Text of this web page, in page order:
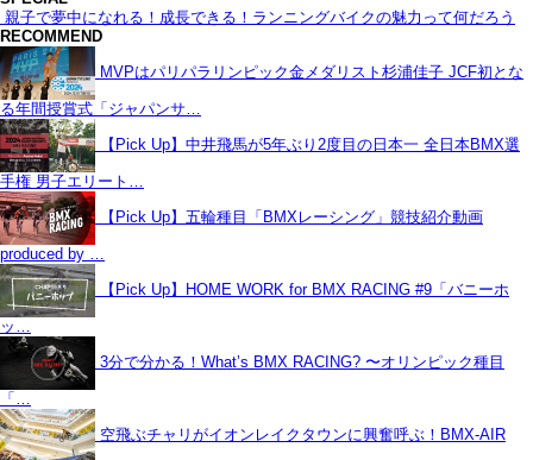
親子で夢中になれる！成長できる！ランニングバイクの魅力って何だろう
RECOMMEND
MVPはパリパラリンピック金メダリスト杉浦佳子 JCF初とな
る年間授賞式「ジャパンサ…
【Pick Up】中井飛馬が5年ぶり2度目の日本一 全日本BMX選
手権 男子エリート…
【Pick Up】五輪種目「BMXレーシング」競技紹介動画
produced by …
【Pick Up】HOME WORK for BMX RACING #9「バニーホ
ッ…
3分で分かる！What’s BMX RACING? 〜オリンピック種目
「…
空飛ぶチャリがイオンレイクタウンに興奮呼ぶ！BMX-AIR